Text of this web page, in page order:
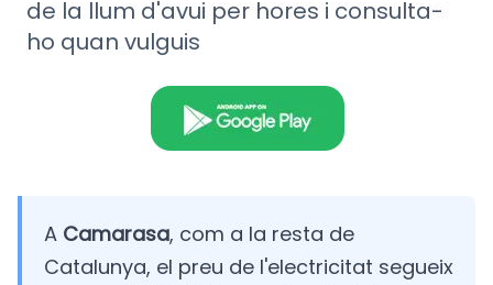
de la llum d'avui per hores i consulta-
ho quan vulguis
A Camarasa, com a la resta de
Catalunya, el preu de l'electricitat segueix